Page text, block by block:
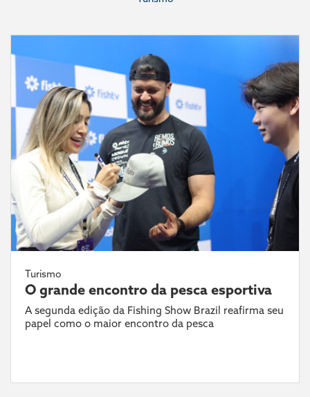
Turismo
O grande encontro da pesca esportiva
A segunda edição da Fishing Show Brazil reafirma seu
papel como o maior encontro da pesca